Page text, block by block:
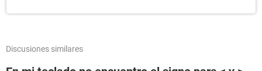
Discusiones similares